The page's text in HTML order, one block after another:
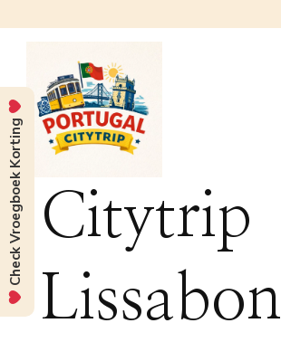
Citytrip
Lissabon
Check Vroegboek Korting